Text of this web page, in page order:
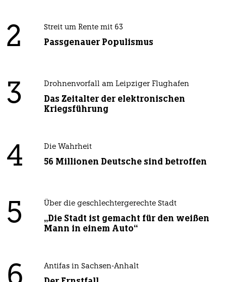
2 Streit um Rente mit 63
Passgenauer Populismus
3 Drohnenvorfall am Leipziger Flughafen
Das Zeitalter der elektronischen
Kriegsführung
4 Die Wahrheit
56 Millionen Deutsche sind betroffen
5 Über die geschlechtergerechte Stadt
„Die Stadt ist gemacht für den weißen
Mann in einem Auto“
Antifas in Sachsen-Anhalt